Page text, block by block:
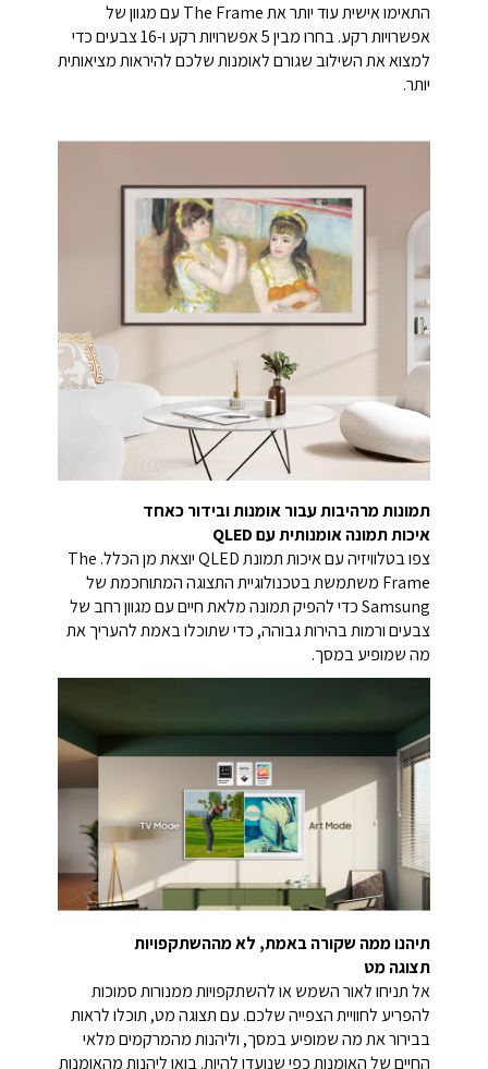
התאימו אישית עוד יותר את The Frame עם מגוון של
אפשרויות רקע. בחרו מבין 5 אפשרויות רקע ו-16 צבעים כדי
למצוא את השילוב שגורם לאומנות שלכם להיראות מציאותית
יותר.
תמונות מרהיבות עבור אומנות ובידור כאחד
איכות תמונה אומנותית עם QLED
צפו בטלוויזיה עם איכות תמונת QLED יוצאת מן הכלל. The
Frame משתמשת בטכנולוגיית התצוגה המתוחכמת של
Samsung כדי להפיק תמונה מלאת חיים עם מגוון רחב של
צבעים ורמות בהירות גבוהה, כדי שתוכלו באמת להעריך את
מה שמופיע במסך.
תיהנו ממה שקורה באמת, לא מההשתקפויות
תצוגה מט
אל תניחו לאור השמש או להשתקפויות ממנורות סמוכות
להפריע לחוויית הצפייה שלכם. עם תצוגה מט, תוכלו לראות
בבירור את מה שמופיע במסך, וליהנות מהמרקמים מלאי
החיים של האומנות כפי שנועדו להיות. בואו ליהנות מהאומנות